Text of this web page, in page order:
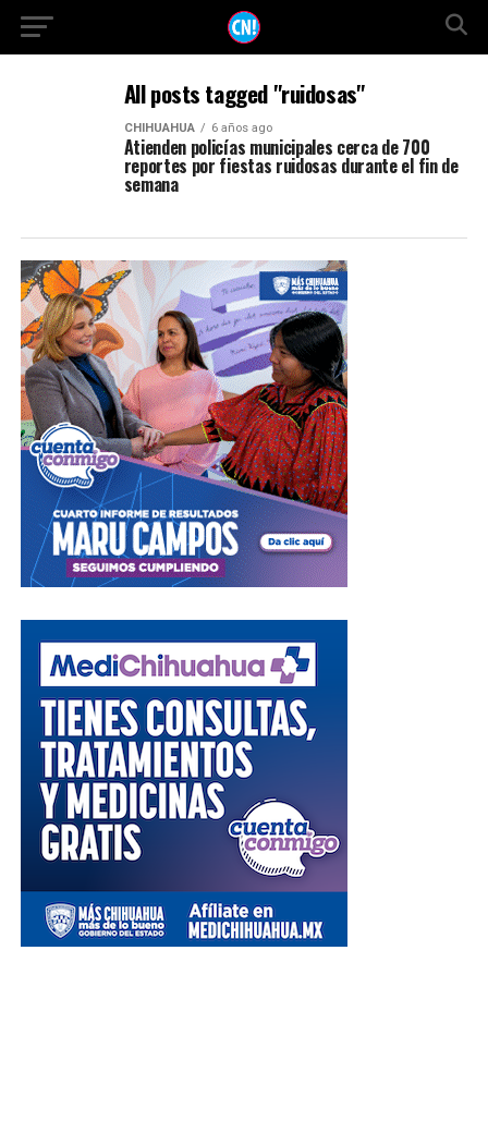
All posts tagged "ruidosas"
CHIHUAHUA 6 años ago
Atienden policías municipales cerca de 700
reportes por fiestas ruidosas durante el fin de
semana